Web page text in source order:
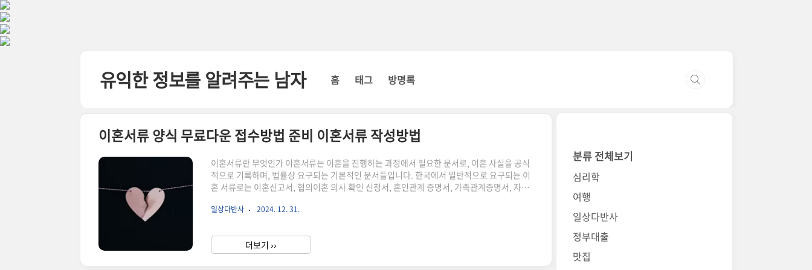
본문 바로가기
유익한 정보를 알려주는 남자 홈 태그 방명록
이혼서류 양식 무료다운 접수방법 준비 이혼서류 작성방법
이혼서류란 무엇인가 이혼서류는 이혼을 진행하는 과정에서 필요한 문서로, 이혼 사실을 공식
적으로 기록하며, 법률상 요구되는 기본적인 문서들입니다. 한국에서 일반적으로 요구되는 이
혼 서류로는 이혼신고서, 협의이혼 의사 확인 신청서, 혼인관계 증명서, 가족관계증명서, 자녀
본적인 문서들로, 하나라도 빠지게 되면 이혼 절차가 지연되거나심지어 불가능해질 수 있으므
더욱 강조됩니다. 이혼서류 양식은 대부분 대법원 홈페이지나 각 지방 법원 사이트에서 다운로
드할 수 있으며, 이혼 절차는 크게 협의 이혼과 소송 이혼으로 나눌 수 있습니다. ..
일상다반사 2024. 12. 31.
더보기 ››
분류 전체보기
심리학
여행
일상다반사
정부대출
맛집